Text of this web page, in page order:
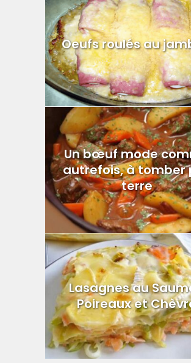
Oeufs roulés au
Un bœuf mode
autrefois, à tomber
terre
Lasagnes au
Poireaux et